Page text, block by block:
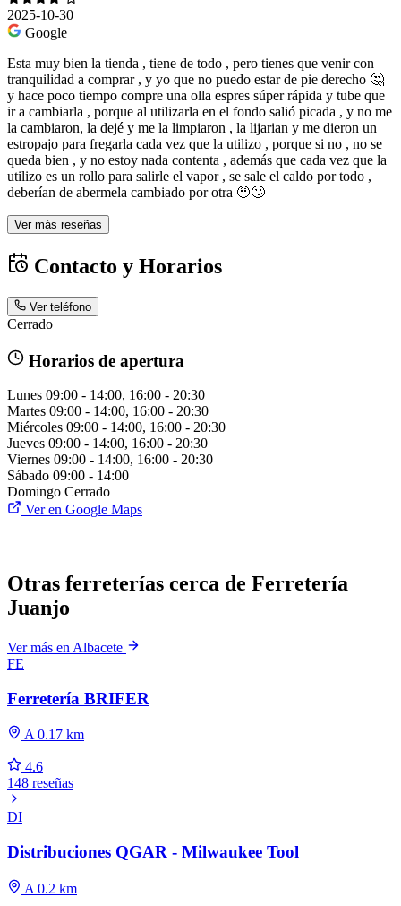
2025-10-30
Google
Esta muy bien la tienda , tiene de todo , pero tienes que venir con
tranquilidad a comprar , y yo que no puedo estar de pie derecho 🤔
y hace poco tiempo compre una olla espres súper rápida y tube que
ir a cambiarla , porque al utilizarla en el fondo salió picada , y no me
la cambiaron, la dejé y me la limpiaron , la lijarian y me dieron un
estropajo para fregarla cada vez que la utilizo , porque si no , no se
queda bien , y no estoy nada contenta , además que cada vez que la
utilizo es un rollo para salirle el vapor , se sale el caldo por todo ,
deberían de abermela cambiado por otra 🤨🙄
Ver más reseñas
Contacto y Horarios
Ver teléfono
Cerrado
Horarios de apertura
Lunes 09:00 - 14:00, 16:00 - 20:30
Martes 09:00 - 14:00, 16:00 - 20:30
Miércoles 09:00 - 14:00, 16:00 - 20:30
Jueves 09:00 - 14:00, 16:00 - 20:30
Viernes 09:00 - 14:00, 16:00 - 20:30
Sábado 09:00 - 14:00
Domingo Cerrado
Ver en Google Maps
Otras ferreterías cerca de Ferretería
Juanjo
Ver más en Albacete
FE
Ferretería BRIFER
A 0.17 km
4.6
148 reseñas
DI
Distribuciones QGAR - Milwaukee Tool
A 0.2 km